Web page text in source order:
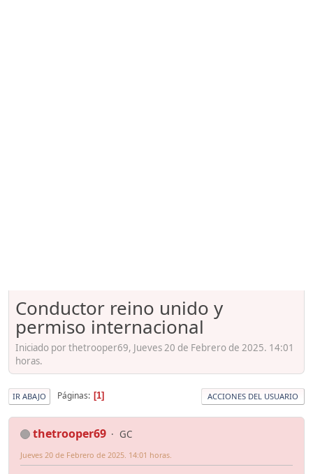
Conductor reino unido y
permiso internacional
Iniciado por thetrooper69, Jueves 20 de Febrero de 2025. 14:01
horas.
IR ABAJO Páginas 1 ACCIONES DEL USUARIO
thetrooper69 GC
Jueves 20 de Febrero de 2025. 14:01 horas.